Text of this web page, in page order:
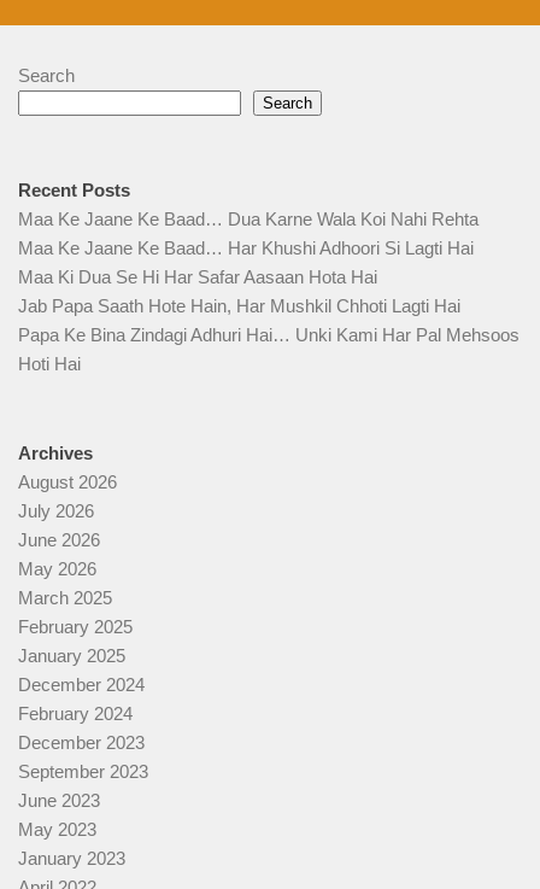
Search
Search
Recent Posts
Maa Ke Jaane Ke Baad… Dua Karne Wala Koi Nahi Rehta
Maa Ke Jaane Ke Baad… Har Khushi Adhoori Si Lagti Hai
Maa Ki Dua Se Hi Har Safar Aasaan Hota Hai
Jab Papa Saath Hote Hain, Har Mushkil Chhoti Lagti Hai
Papa Ke Bina Zindagi Adhuri Hai… Unki Kami Har Pal Mehsoos
Hoti Hai
Archives
August 2026
July 2026
June 2026
May 2026
March 2025
February 2025
January 2025
December 2024
February 2024
December 2023
September 2023
June 2023
May 2023
January 2023